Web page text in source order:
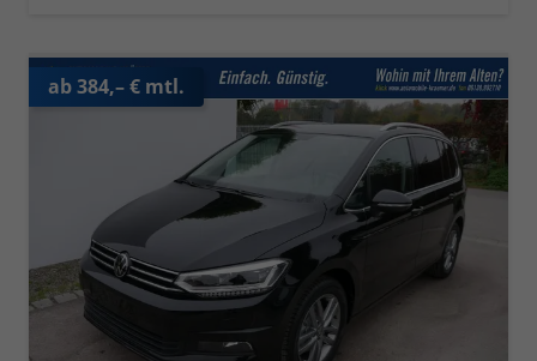
ab 384,– € mtl.